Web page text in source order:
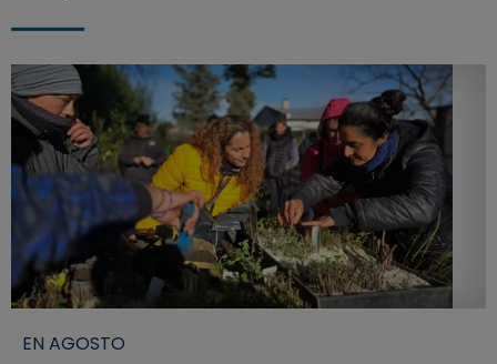
EN AGOSTO